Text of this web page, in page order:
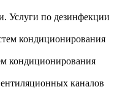
Услуги по дезинфекции
кондиционирования
каналов